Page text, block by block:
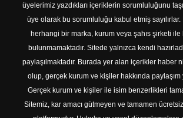
üyelerimiz yazdıkları içeriklerin sorumluluğunu
üye olarak bu sorumluluğu kabul etmiş
herhangi bir marka, kurum veya şahıs şirketi ile
bulunmamaktadır. Sitede yalnızca kendi
paylaşılmaktadır. Burada yer alan içerikler haber
olup, gerçek kurum ve kişiler hakkında paylaşım
Gerçek kurum ve kişiler ile isim benzerlikleri
Sitemiz, kar amacı gütmeyen ve tamamen